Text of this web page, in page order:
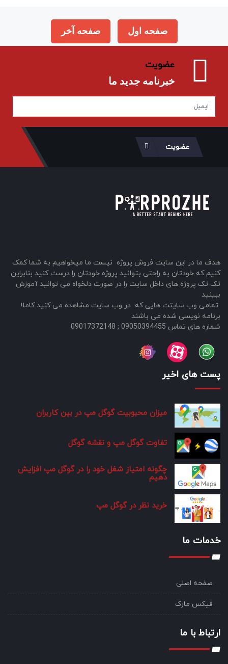
صفحه اول صفحه آخر
عضویت
خبرنامه جدید ما
عضویت
هدف ما در این سایت فروش پروژه نیست ما میخواهیم به شما کمک
کنیم که خودتان به راحتی بتوانید پروژه خودتان را درست کنید بنابراین
تک تک پروژه های داخل سایت را در صورت دلخواه می توانید آموزش
ببینید
تمامی وب سایتت هایی که در وب سایت مشاهده می کنید کاملا
برنامه نویسی شده می باشند
شماره های تماس 09050394455 ; 09017372148
پست های اخیر
میزان محبوبیت گوگل مپ در بین کاربران
تفاوت گوگل مپ و نقشه گوگل
چگونه امتیاز شغل خود را در گوگل مپ افزایش
دهیم
خرید نظر در گوگل مپ
خدمات ما
صفحه اصلی
فیکس مارک
ارتباط با ما